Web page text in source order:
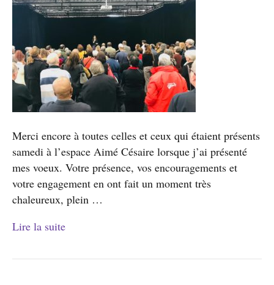
Merci encore à toutes celles et ceux qui étaient présents
samedi à l’espace Aimé Césaire lorsque j’ai présenté
mes voeux. Votre présence, vos encouragements et
votre engagement en ont fait un moment très
chaleureux, plein …
Lire la suite